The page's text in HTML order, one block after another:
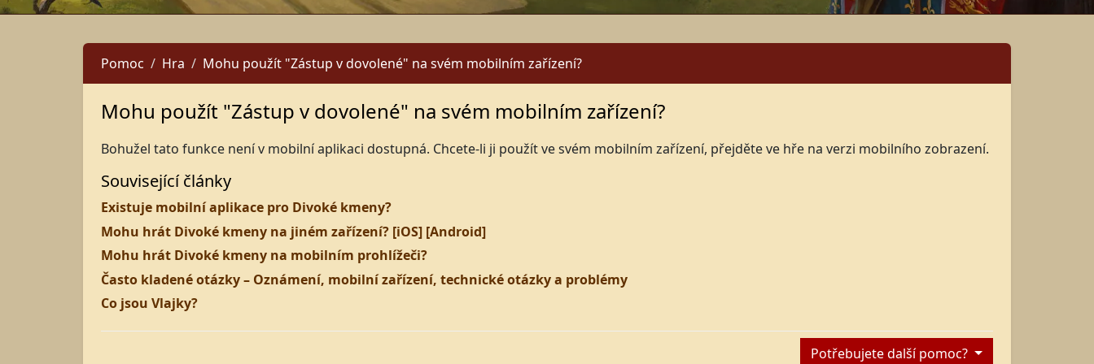
Pomoc Hra Mohu použít "Zástup v dovolené" na svém mobilním zařízení?
Mohu použít "Zástup v dovolené" na svém mobilním zařízení?
Bohužel tato funkce není v mobilní aplikaci dostupná. Chcete-li ji použít ve svém mobilním zařízení, přejděte ve hře na verzi mobilního zobrazení.
Související články
Existuje mobilní aplikace pro Divoké kmeny?
Mohu hrát Divoké kmeny na jiném zařízení? [iOS] [Android]
Mohu hrát Divoké kmeny na mobilním prohlížeči?
Často kladené otázky – Oznámení, mobilní zařízení, technické otázky a problémy
Co jsou Vlajky?
Potřebujete další pomoc?